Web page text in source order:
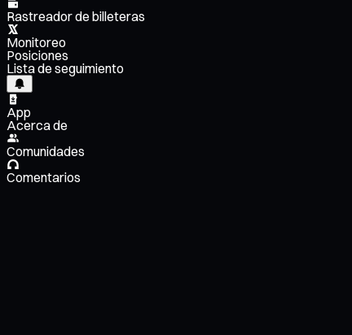
Rastreador de billeteras
Monitoreo
Posiciones
Lista de seguimiento
App
Acerca de
Comunidades
Comentarios